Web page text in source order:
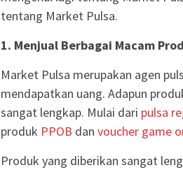
tentang Market Pulsa.
1. Menjual Berbagai Macam
Market Pulsa merupakan agen
mendapatkan uang. Adapun
sangat lengkap. Mulai dari pulsa
produk PPOB dan voucher game
Produk yang diberikan sangat